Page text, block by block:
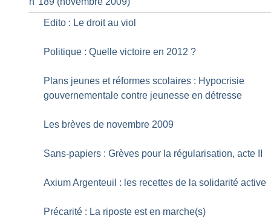
Edito : Le droit au viol
Politique : Quelle victoire en 2012 ?
Plans jeunes et réformes scolaires : Hypocrisie
gouvernementale contre jeunesse en détresse
Les brèves de novembre 2009
Sans-papiers : Grèves pour la régularisation, acte II
Axium Argenteuil : les recettes de la solidarité active
Précarité : La riposte est en marche(s)